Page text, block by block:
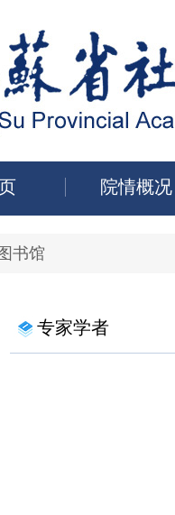
院情概况
图书馆
专家学者